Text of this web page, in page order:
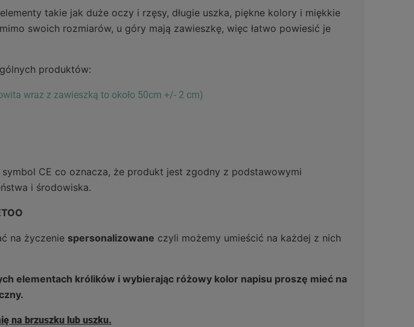
takie jak duże oczy i rzęsy, długie uszka, piękne kolory i miękkie
swoich rozmiarów, u góry mają zawieszkę, więc łatwo powiesić je
produktów:
wraz z zawieszką to około 50cm +/- 2 cm)
CE co oznacza, że produkt jest zgodny z podstawowymi
i środowiska.
na życzenie spersonalizowane czyli możemy umieścić na każdej z nich
elementach królików i wybierając różowy kolor napisu proszę mieć na
na brzuszku lub uszku.